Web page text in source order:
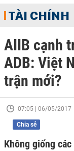
TÀI CHÍNH
AIIB cạnh
ADB: Việt
trận mới?
07:05 | 06/05/2017
Chia sẻ
Không giống